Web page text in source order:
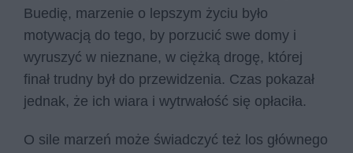
Buedię, marzenie o lepszym życiu było
motywacją do tego, by porzucić swe domy i
wyruszyć w nieznane, w ciężką drogę, której
finał trudny był do przewidzenia. Czas pokazał
jednak, że ich wiara i wytrwałość się opłaciła.
O sile marzeń może świadczyć też los głównego